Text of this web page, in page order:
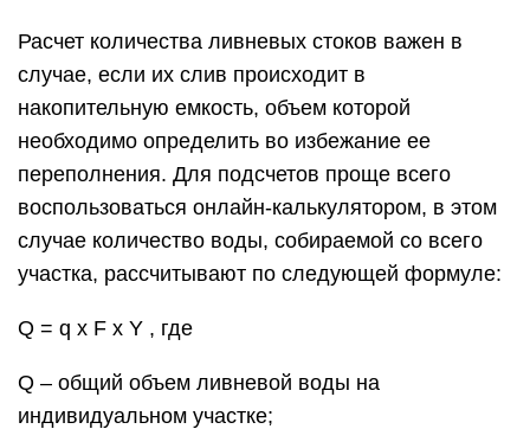
Расчет количества ливневых стоков важен в
случае, если их слив происходит в
накопительную емкость, объем которой
необходимо определить во избежание ее
переполнения. Для подсчетов проще всего
воспользоваться онлайн-калькулятором, в этом
случае количество воды, собираемой со всего
участка, рассчитывают по следующей формуле:
Q = q х F х Y , где
Q – общий объем ливневой воды на
индивидуальном участке;